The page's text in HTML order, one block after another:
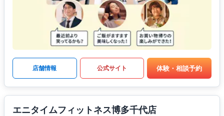
店舗情報 公式サイト 体験・相談予約
エニタイムフィットネス博多千代店